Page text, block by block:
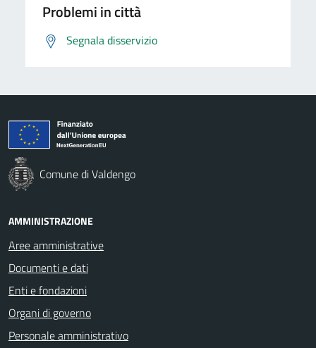
Problemi in città
Segnala disservizio
Comune di Valdengo
AMMINISTRAZIONE
Aree amministrative
Documenti e dati
Enti e fondazioni
Organi di governo
Personale amministrativo